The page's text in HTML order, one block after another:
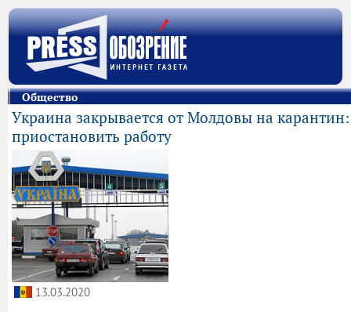
Общество
Украина закрывается от Молдовы на
приостановить работу
13.03.2020